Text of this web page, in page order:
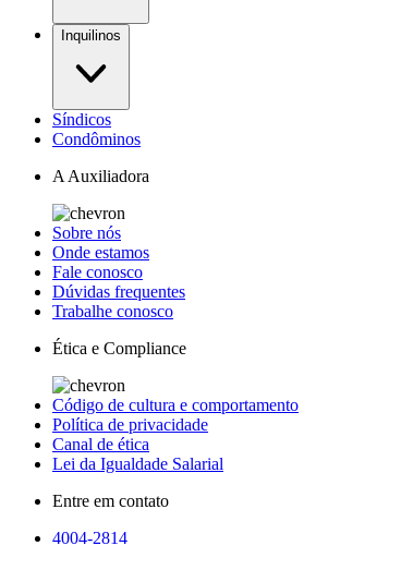
Inquilinos
Síndicos
Condôminos
A Auxiliadora
Sobre nós
Onde estamos
Fale conosco
Dúvidas frequentes
Trabalhe conosco
Ética e Compliance
Código de cultura e comportamento
Política de privacidade
Canal de ética
Lei da Igualdade Salarial
Entre em contato
4004-2814